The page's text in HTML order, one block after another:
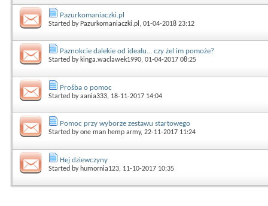
Pazurkomaniaczki.pl
Started by Pazurkomaniaczki.pl , 01-04-2018 23:12
Paznokcie dalekie od ideału... czy żel im pomoże?
Started by kinga.waclawek1990, 01-04-2017 08:25
Prośba o pomoc
Started byaania333, 18-11-2017 14:04
Pomoc przy wyborze zestawu startowego
Started byone man hemp army, 22-11-2017 11:24
Hej dziewczyny
Started by humornia123, 11-10-2017 10:35